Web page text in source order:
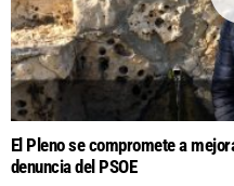
El Pleno se compromete a
denuncia del PSOE